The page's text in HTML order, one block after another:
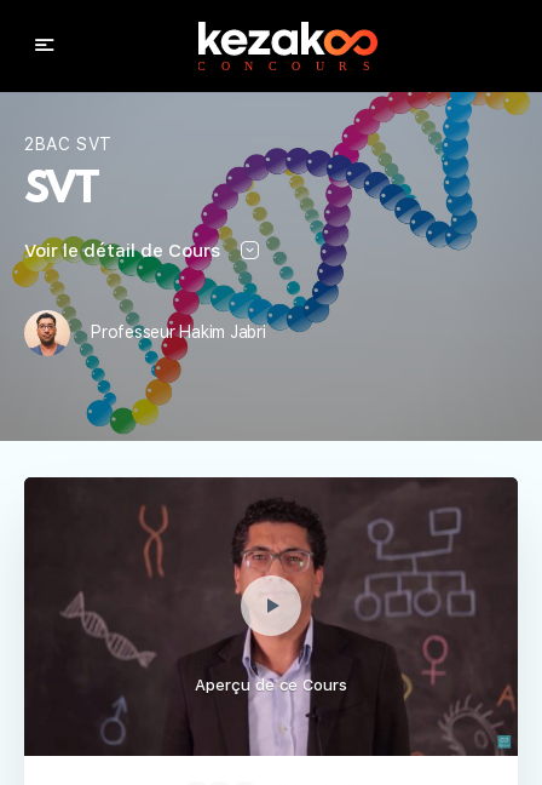
2BAC SVT
SVT
Voir le détail de Cours
Professeur Hakim Jabri
Aperçu de ce Cours